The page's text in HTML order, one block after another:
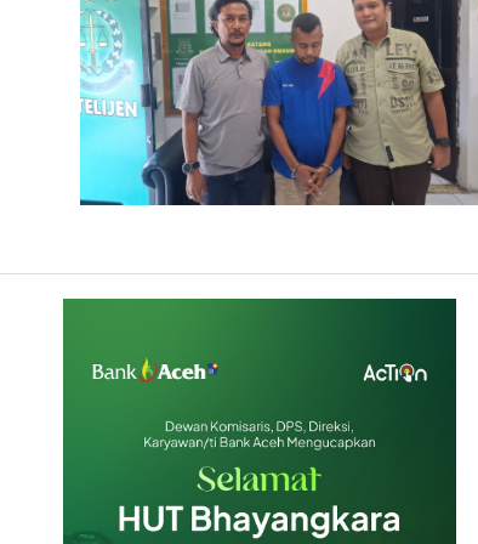
Polri yang Profesional dan Humanis
Utara